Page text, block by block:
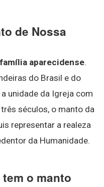
de Nossa
aparecidense.
do Brasil e do
unidade da Igreja com
séculos, o manto da
representar a realeza
da Humanidade.
o manto